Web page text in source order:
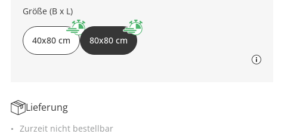
Größe (B x L)
40x80 cm 80x80 cm
Lieferung
Zurzeit nicht bestellbar